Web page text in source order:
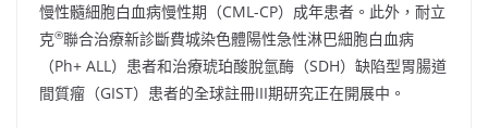
慢性髓細胞白血病慢性期（CML-CP）成年患者。此外，耐立
克®聯合治療新診斷費城染色體陽性急性淋巴細胞白血病
（Ph+ ALL）患者和治療琥珀酸脫氫酶（SDH）缺陷型胃腸道
間質瘤（GIST）患者的全球註冊III期研究正在開展中。